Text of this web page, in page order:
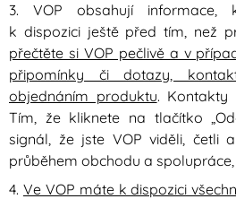
3. VOP obsahují informace,
k dispozici ještě před tím, než
přečtěte si VOP pečlivě a v
připomínky či dotazy,
objednáním produktu. Kontakty
Tím, že kliknete na tlačítko
signál, že jste VOP viděli, četli
průběhem obchodu a
4. Ve VOP máte k dispozici